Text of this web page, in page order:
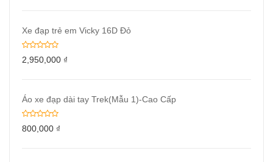
Xe đạp trẻ em Vicky 16D Đỏ
2,950,000 ₫
Áo xe đạp dài tay Trek(Mẫu 1)-Cao Cấp
800,000 ₫